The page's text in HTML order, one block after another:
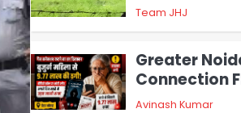
4
Greater
Connection
वीडियो कॉल पर
फ्रॉड
Avinash Kumar
Taylor Swift: